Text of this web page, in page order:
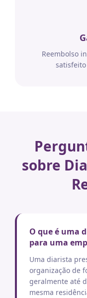
Reembolso
sobre
O que é uma
para uma
Uma diarista
organização de
geralmente até
mesma